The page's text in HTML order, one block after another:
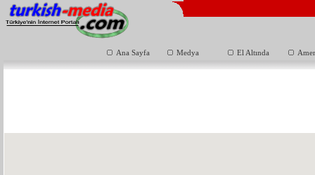
Ana Sayfa Medya El Altında